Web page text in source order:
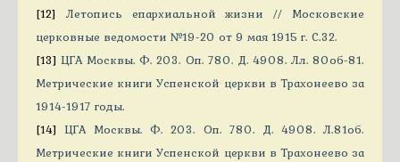
[12] Летопись епархиальной жизни // Московские
церковные ведомости №19-20 от 9 мая 1915 г. С.32.
[13] ЦГА Москвы. Ф. 203. Оп. 780. Д. 4908. Лл. 80об-81.
Метрические книги Успенской церкви в Трахонеево за
1914-1917 годы.
[14] ЦГА Москвы. Ф. 203. Оп. 780. Д. 4908. Л.81об.
Метрические книги Успенской церкви в Трахонеево за